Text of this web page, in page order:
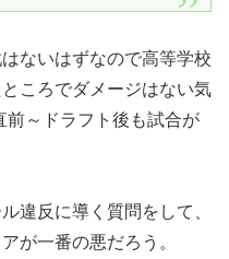
ないはずなので高等学校
ころでダメージはない気
～ドラフト後も試合が
違反に導く質問をして、
が一番の悪だろう。